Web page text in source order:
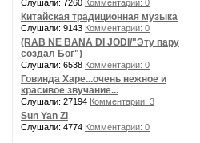
Слушали: 7260 Комментарии: 0
Китайская традиционная музыка
Слушали: 9143 Комментарии: 0
(RAB NE BANA DI JODI/"Эту пару
создал Бог")
Слушали: 6538 Комментарии: 0
Говинда Харе...очень нежное и
красивое звучание...
Слушали: 27194 Комментарии: 3
Sun Yan Zi
Слушали: 4774 Комментарии: 0